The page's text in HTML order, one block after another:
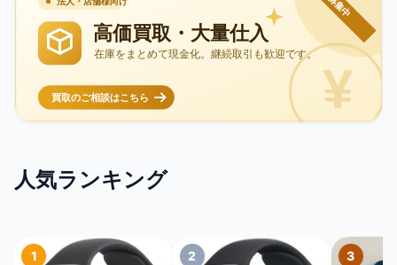
人気ランキング
1 2 3